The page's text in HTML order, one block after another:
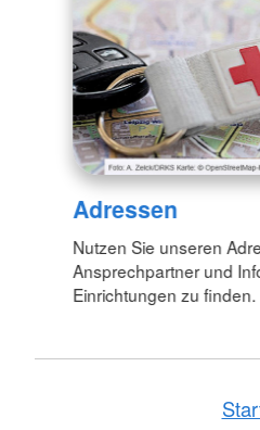
Adressen
Nutzen Sie unseren
Ansprechpartner und
Einrichtungen zu finden.